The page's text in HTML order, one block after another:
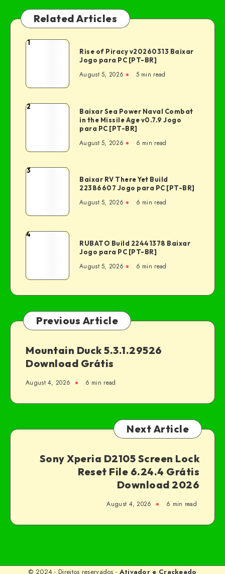
Related Articles
1
Rise of Piracy v20260313 Baixar
Jogo para PC [PT-BR]
August 5, 2026 5 min read
2
Baixar Sea Power Naval Combat
in the Missile Age v0.7.9 Jogo
para PC [PT-BR]
August 5, 2026 6 min read
3
Baixar RV There Yet Build
22386607 Jogo para PC [PT-BR]
August 5, 2026 6 min read
4
RUBATO Build 22441378 Baixar
Jogo para PC [PT-BR]
August 5, 2026 6 min read
Previous Article
Mountain Duck 5.3.1.29526
Download Grátis
August 4, 2026 6 min read
Next Article
Sony Xperia D2105 Screen Lock
Reset File 6.24.4 Grátis
Download 2026
August 4, 2026 6 min read
© 2024 - Direitos reservados - Ativador e Crackeado